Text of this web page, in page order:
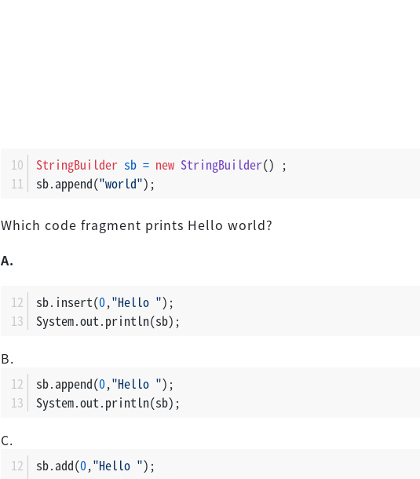
StringBuilder sb = new StringBuilder() ;
sb.append("world");
Which code fragment prints Hello world?
A.
sb.insert(0,"Hello ");
System.out.println(sb);
B.
sb.append(0,"Hello ");
System.out.println(sb);
C.
sb.add(0,"Hello ");